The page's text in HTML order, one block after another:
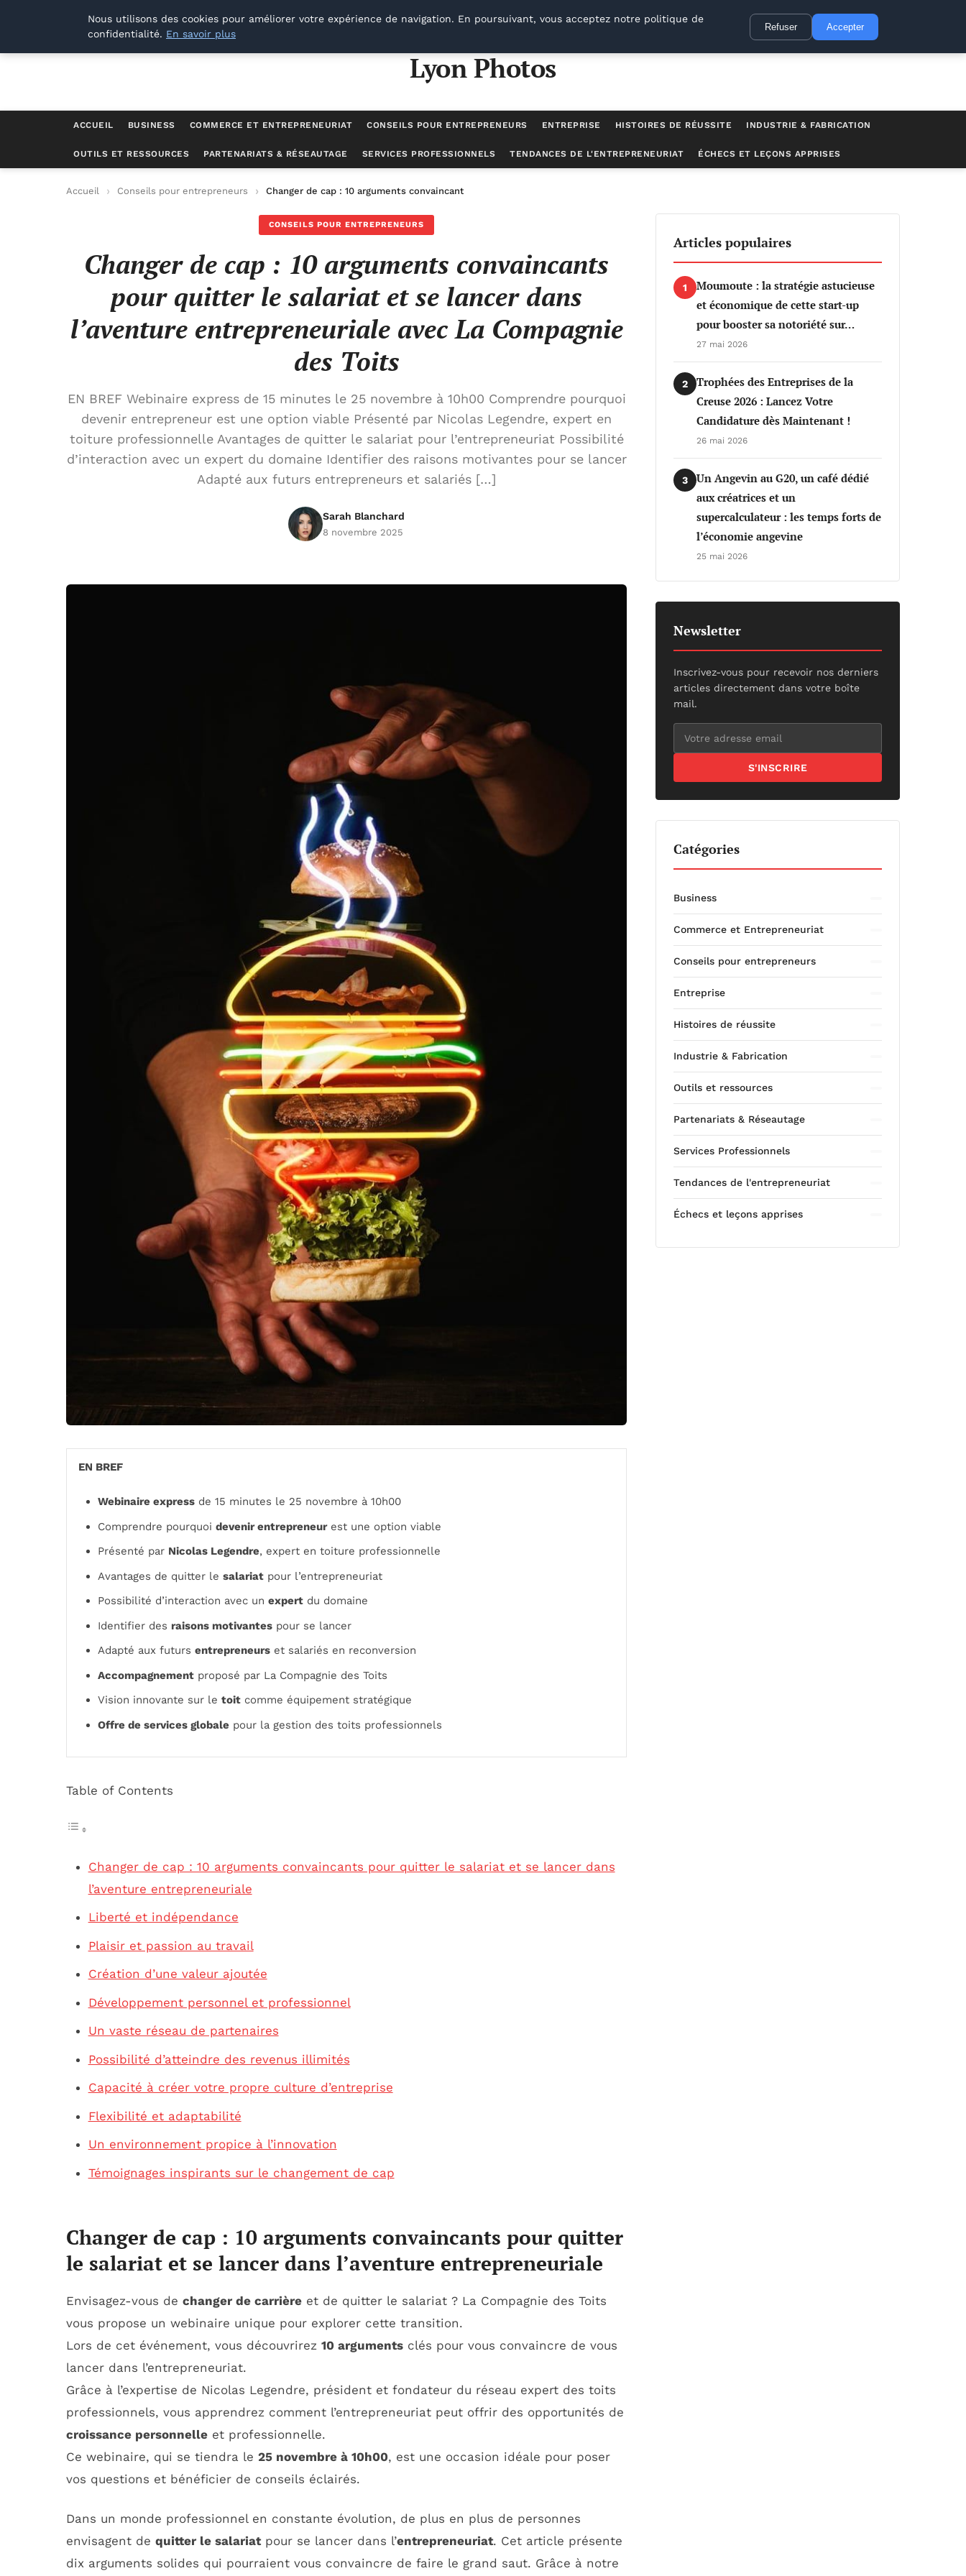
Lyon Photos
Lyon Photos
ACCUEIL BUSINESS COMMERCE ET ENTREPRENEURIAT CONSEILS POUR ENTREPRENEURS ENTREPRISE HISTOIRES DE RÉUSSITE INDUSTRIE & FABRICATION
OUTILS ET RESSOURCES PARTENARIATS & RÉSEAUTAGE SERVICES PROFESSIONNELS TENDANCES DE L'ENTREPRENEURIAT ÉCHECS ET LEÇONS APPRISES
Accueil Conseils pour entrepreneurs Changer de cap : 10 arguments convaincants pour quitter le salariat et se lancer dans l’aventure entrepreneuriale avec La Compagnie des Toits
CONSEILS POUR ENTREPRENEURS
Changer de cap : 10 arguments convaincants
pour quitter le salariat et se lancer dans
l’aventure entrepreneuriale avec La Compagnie
des Toits
EN BREF Webinaire express de 15 minutes le 25 novembre à 10h00 Comprendre pourquoi
devenir entrepreneur est une option viable Présenté par Nicolas Legendre, expert en
toiture professionnelle Avantages de quitter le salariat pour l’entrepreneuriat Possibilité
d’interaction avec un expert du domaine Identifier des raisons motivantes pour se lancer
Adapté aux futurs entrepreneurs et salariés […]
Sarah Blanchard
8 novembre 2025
EN BREF
Webinaire express de 15 minutes le 25 novembre à 10h00
Comprendre pourquoi devenir entrepreneurest une option viable
Présenté par Nicolas Legendre, expert en toiture professionnelle
Avantages de quitter le salariat pour l’entrepreneuriat
Possibilité d’interaction avec un expert du domaine
Identifier des raisons motivantes pour se lancer
Adapté aux futurs entrepreneurs et salariés en reconversion
Accompagnement proposé par La Compagnie des Toits
Vision innovante sur le toit comme équipement stratégique
Offre de services globale pour la gestion des toits professionnels
Table of Contents
Changer de cap : 10 arguments convaincants pour quitter le salariat et se lancer dans
l’aventure entrepreneuriale
Liberté et indépendance
Plaisir et passion au travail
Création d’une valeur ajoutée
Développement personnel et professionnel
Un vaste réseau de partenaires
Possibilité d’atteindre des revenus illimités
Capacité à créer votre propre culture d’entreprise
Flexibilité et adaptabilité
Un environnement propice à l’innovation
Témoignages inspirants sur le changement de cap
Changer de cap : 10 arguments convaincants pour quitter
le salariat et se lancer dans l’aventure entrepreneuriale
Envisagez-vous de changer de carrière et de quitter le salariat ? La Compagnie des Toits
vous propose un webinaire unique pour explorer cette transition.
Lors de cet événement, vous découvrirez 10 arguments clés pour vous convaincre de vous
lancer dans l’entrepreneuriat.
Grâce à l’expertise de Nicolas Legendre, président et fondateur du réseau expert des toits
professionnels, vous apprendrez comment l’entrepreneuriat peut offrir des opportunités de
croissance personnelle et professionnelle.
Ce webinaire, qui se tiendra le 25 novembre à 10h00, est une occasion idéale pour poser
vos questions et bénéficier de conseils éclairés.
Dans un monde professionnel en constante évolution, de plus en plus de personnes
envisagent de quitter le salariatpour se lancer dans l’entrepreneuriat. Cet article présente
dix arguments solides qui pourraient vous convaincre de faire le grand saut. Grâce à notre
Articles populaires
1
Moumoute : la stratégie astucieuse
et économique de cette start-up
pour booster sa notoriété sur…
27 mai 2026
2
Trophées des Entreprises de la
Creuse 2026 : Lancez Votre
Candidature dès Maintenant !
26 mai 2026
3
Un Angevin au G20, un café dédié
aux créatrices et un
supercalculateur : les temps forts de
l’économie angevine
25 mai 2026
Newsletter
Inscrivez-vous pour recevoir nos derniers
articles directement dans votre boîte
mail.
S'INSCRIRE
Catégories
Business
Commerce et Entrepreneuriat
Conseils pour entrepreneurs
Entreprise
Histoires de réussite
Industrie & Fabrication
Outils et ressources
Partenariats & Réseautage
Services Professionnels
Tendances de l'entrepreneuriat
Échecs et leçons apprises
Nous utilisons des cookies pour améliorer votre expérience de navigation. En poursuivant, vous acceptez notre politique de
confidentialité. En savoir plus
Refuser Accepter